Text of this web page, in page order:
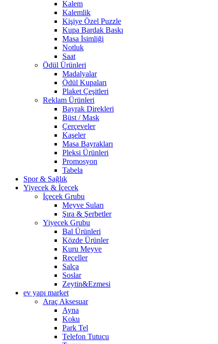
Kalem
Kalemlik
Kişiye Özel Puzzle
Kupa Bardak Baskı
Masa İsimliği
Notluk
Saat
Ödül Ürünleri
Madalyalar
Ödül Kupaları
Plaket Çeşitleri
Reklam Ürünleri
Bayrak Direkleri
Büst / Mask
Çerçeveler
Kaşeler
Masa Bayrakları
Pleksi Ürünleri
Promosyon
Tabela
Spor & Sağlık
Yiyecek & İçecek
İçecek Grubu
Meyve Suları
Şıra & Şerbetler
Yiyecek Grubu
Bal Ürünleri
Közde Ürünler
Kuru Meyve
Reçeller
Salça
Soslar
Zeytin&Ezmesi
ev yapı market
Araç Aksesuar
Ayna
Koku
Park Tel
Telefon Tutucu